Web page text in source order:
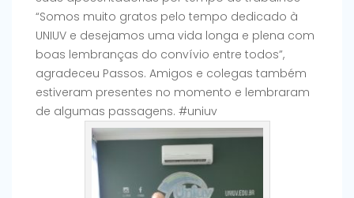
“Somos muito gratos pelo tempo dedicado à
UNIUV e desejamos uma vida longa e plena com
boas lembranças do convívio entre todos”,
agradeceu Passos. Amigos e colegas também
estiveram presentes no momento e lembraram
de algumas passagens. #uniuv